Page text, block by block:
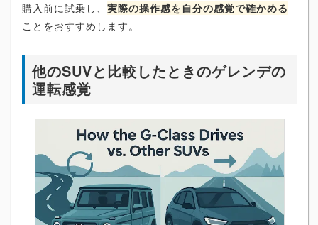
購入前に試乗し、 実際の操作感を自分の感覚で確かめる
ことをおすすめします。
他のSUVと比較したときのゲレンデの
運転感覚